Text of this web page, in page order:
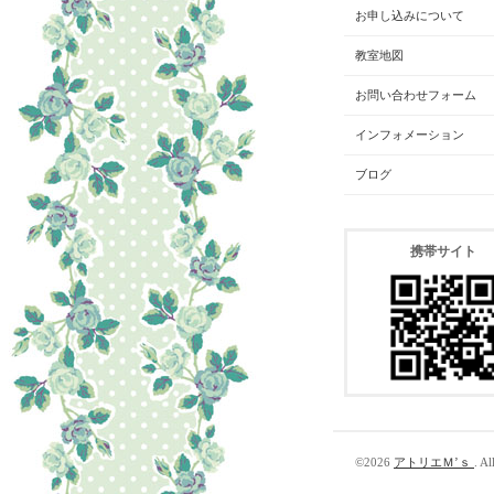
お申し込みについて
教室地図
お問い合わせフォーム
インフォメーション
ブログ
携帯サイト
©2026 アトリエＭ’ｓ .